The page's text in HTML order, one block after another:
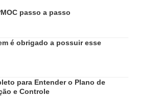
passo a passo
é obrigado a possuir esse
para Entender o Plano de
e Controle